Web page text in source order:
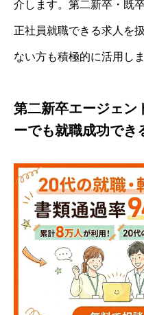
介します。第二新卒・既
正社員就職できる求人を
ない方も積極的に活用しま
第二新卒エージェン
ーでも就職成功でき